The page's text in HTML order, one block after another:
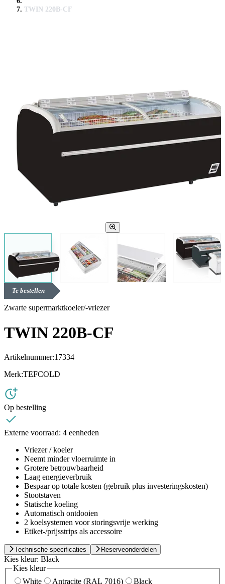
TWIN 220B-CF
Te bestellen
Zwarte supermarktkoeler/-vriezer
TWIN 220B-CF
Artikelnummer:17334
Merk:TEFCOLD
Op bestelling
Externe voorraad: 4 eenheden
Vriezer / koeler
Neemt minder vloerruimte in
Grotere betrouwbaarheid
Laag energieverbruik
Bespaar op totale kosten (gebruik plus investeringskosten)
Stootstaven
Statische koeling
Automatisch ontdooien
2 koelsystemen voor storingsvrije werking
Etiket-/prijsstrips als accessoire
Technische specificaties Reserveonderdelen
Kies kleur: Black
Kies kleur
White
Antracite (RAL 7016)
Black